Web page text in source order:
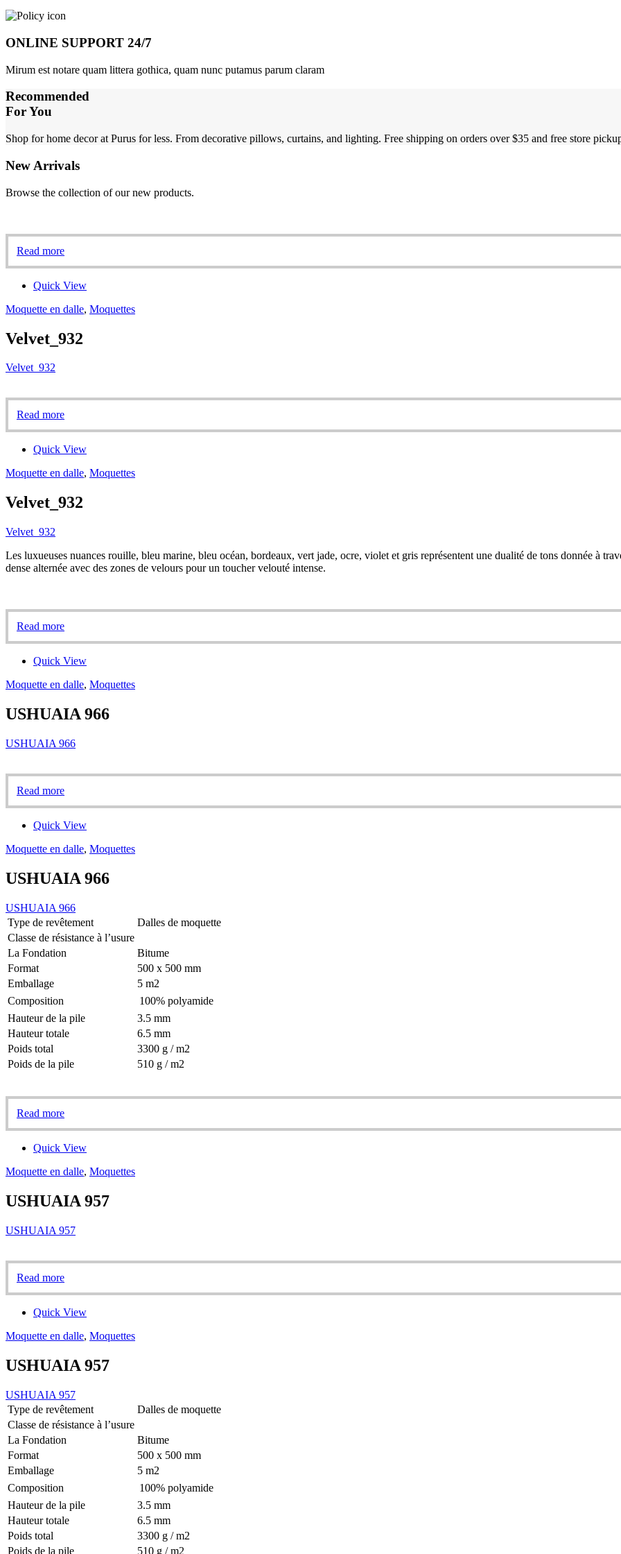
ONLINE SUPPORT 24/7
Mirum est notare quam littera gothica, quam nunc putamus parum claram
Recommended
For You
Shop for home decor at Purus for less. From decorative pillows, curtains, and lighting. Free shipping on orders over $35 and free store
New Arrivals
Browse the collection of our new products.
Read more
Quick View
Moquette en dalle, Moquettes
Velvet_932
Velvet_932
Read more
Quick View
Moquette en dalle, Moquettes
Velvet_932
Velvet_932
Les luxueuses nuances rouille, bleu marine, bleu océan, bordeaux, vert jade, ocre, violet et gris représentent une dualité de tons donnée à
dense alternée avec des zones de velours pour un toucher velouté intense.
Read more
Quick View
Moquette en dalle, Moquettes
USHUAIA 966
USHUAIA 966
Read more
Quick View
Moquette en dalle, Moquettes
USHUAIA 966
USHUAIA 966
Type de revêtement
Dalles de moquette
Classe de résistance à l’usure
La Fondation
Bitume
Format
500 x 500 mm
Emballage
5 m2
Composition
100% polyamide
Hauteur de la pile
3.5 mm
Hauteur totale
6.5 mm
Poids total
3300 g / m2
Poids de la pile
510 g / m2
Read more
Quick View
Moquette en dalle, Moquettes
USHUAIA 957
USHUAIA 957
Read more
Quick View
Moquette en dalle, Moquettes
USHUAIA 957
USHUAIA 957
Type de revêtement
Dalles de moquette
Classe de résistance à l’usure
La Fondation
Bitume
Format
500 x 500 mm
Emballage
5 m2
Composition
100% polyamide
Hauteur de la pile
3.5 mm
Hauteur totale
6.5 mm
Poids total
3300 g / m2
Poids de la pile
510 g / m2